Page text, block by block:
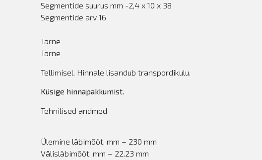
Segmentide suurus mm -2,4 x 10 x 38
Segmentide arv 16
Tarne
Tarne
Tellimisel. Hinnale lisandub transpordikulu.
Küsige hinnapakkumist.
Tehnilised andmed
Ülemine läbimõõt, mm – 230 mm
Välisläbimõõt, mm – 22.23 mm